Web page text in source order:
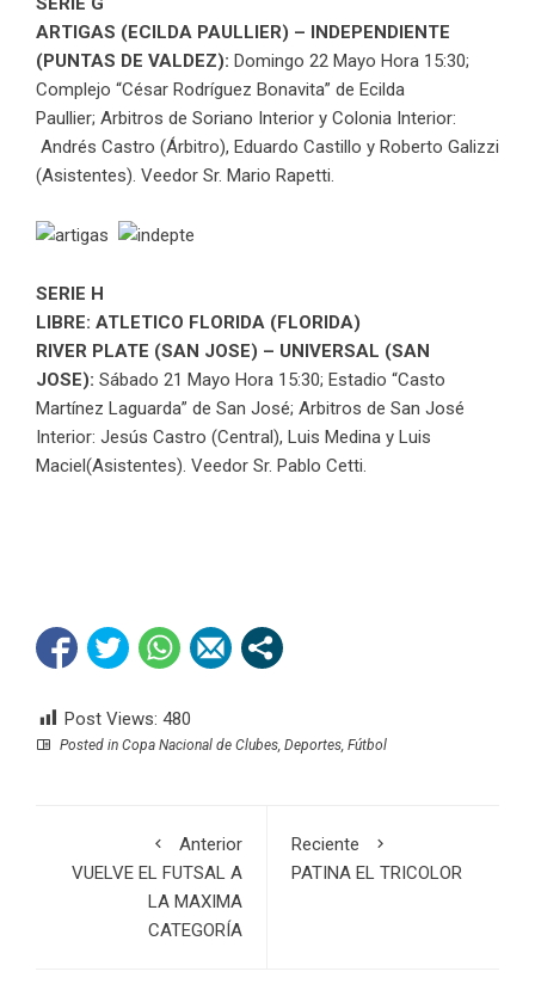
ARTIGAS (ECILDA PAULLIER) – INDEPENDIENTE
(PUNTAS DE VALDEZ): Domingo 22 Mayo Hora 15:30;
Complejo “César Rodríguez Bonavita” de Ecilda
Paullier; Arbitros de Soriano Interior y Colonia Interior:
Andrés Castro (Árbitro), Eduardo Castillo y Roberto Galizzi
(Asistentes). Veedor Sr. Mario Rapetti.
SERIE H
LIBRE: ATLETICO FLORIDA (FLORIDA)
RIVER PLATE (SAN JOSE) – UNIVERSAL (SAN
JOSE): Sábado 21 Mayo Hora 15:30; Estadio “Casto
Martínez Laguarda” de San José; Arbitros de San José
Interior: Jesús Castro (Central), Luis Medina y Luis
Maciel(Asistentes). Veedor Sr. Pablo Cetti.
Post Views: 480
Posted in Copa Nacional de Clubes Deportes Fútbol
Anterior
VUELVE EL FUTSAL A
LA MAXIMA
CATEGORÍA
Reciente
PATINA EL TRICOLOR